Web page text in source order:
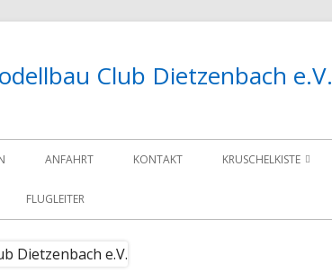
Club Dietzenbach e.V.
ANFAHRT KONTAKT KRUSCHELKISTE
FLUGLEITER